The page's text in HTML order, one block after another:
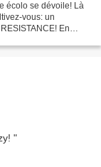
écolo se dévoile! Là
vous: un
En